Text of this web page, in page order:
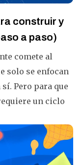
construir y
a paso)
comete al
solo se enfocan
Pero para que
un ciclo
o romper
fundamental-